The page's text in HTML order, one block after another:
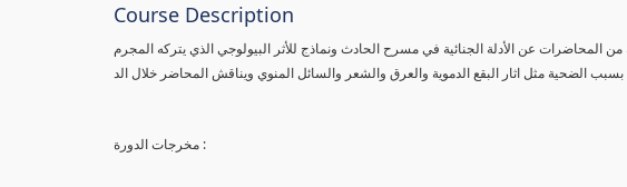
Course Description
من المحاضرات عن الأدلة الجنائية في مسرح الحادث ونماذج للأثر البيولوجي الذي يتركه المجرم
الضحية مثل اثار البقع الدموية والعرق والشعر والسائل المنوي ويناقش المحاضر خلال الد
مخرجات الدورة :